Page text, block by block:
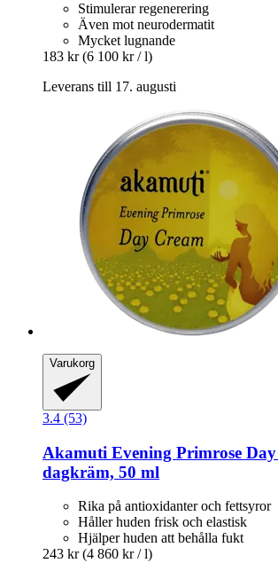
Stimulerar regenerering
Även mot neurodermatit
Mycket lugnande
183 kr (6 100 kr / l)
Leverans till 17. augusti
Varukorg
3.4 (53)
Akamuti Evening Primrose
dagkräm, 50 ml
Rika på antioxidanter och fettsyror
Håller huden frisk och elastisk
Hjälper huden att behålla fukt
243 kr (4 860 kr / l)